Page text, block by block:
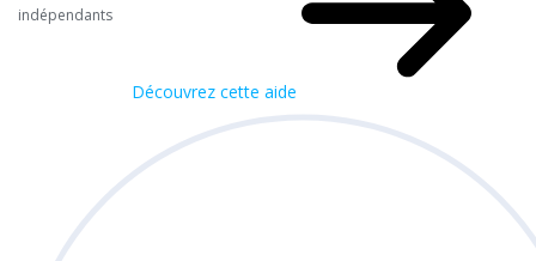
indépendants
Découvrez cette aide